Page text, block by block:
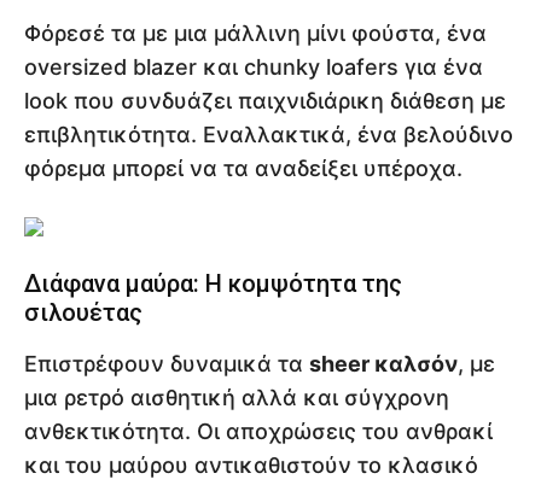
Φόρεσέ τα με μια μάλλινη μίνι φούστα, ένα
oversized blazer και chunky loafers για ένα
look που συνδυάζει παιχνιδιάρικη διάθεση με
επιβλητικότητα. Εναλλακτικά, ένα βελούδινο
φόρεμα μπορεί να τα αναδείξει υπέροχα.
Διάφανα μαύρα: Η κομψότητα της
σιλουέτας
Επιστρέφουν δυναμικά τα sheer καλσόν, με
μια ρετρό αισθητική αλλά και σύγχρονη
ανθεκτικότητα. Οι αποχρώσεις του ανθρακί
και του μαύρου αντικαθιστούν το κλασικό